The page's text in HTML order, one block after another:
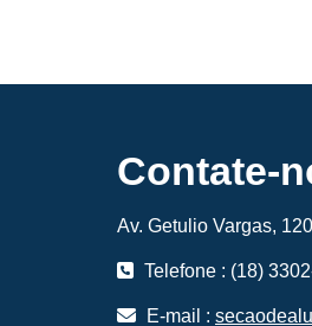
Contate-
Av. Getulio Vargas,
Telefone : (18)
E-mail :